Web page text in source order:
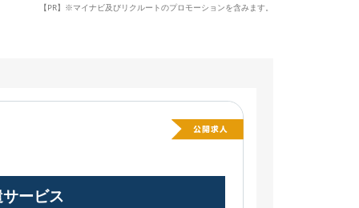
【PR】※マイナビ及びリクルートのプロモーションを含みます。
ービス